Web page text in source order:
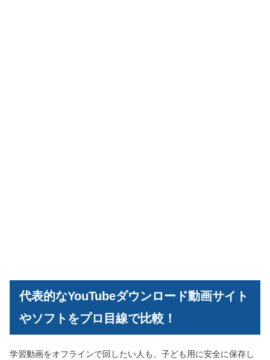
代表的なYouTubeダウンロード動画サイト
やソフトをプロ目線で比較！
学習動画をオフラインで回したい人も、子ども用に安全に保存し